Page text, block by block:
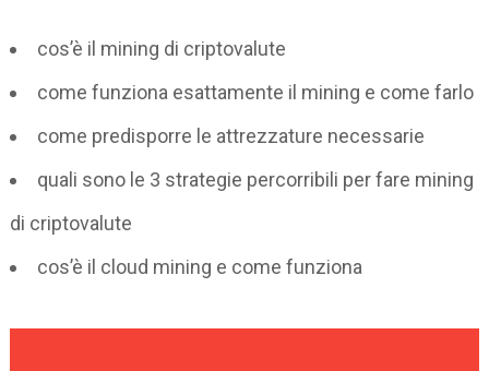
cos’è il mining di criptovalute
come funziona esattamente il mining e come farlo
come predisporre le attrezzature necessarie
quali sono le 3 strategie percorribili per fare mining
di criptovalute
cos’è il cloud mining e come funziona